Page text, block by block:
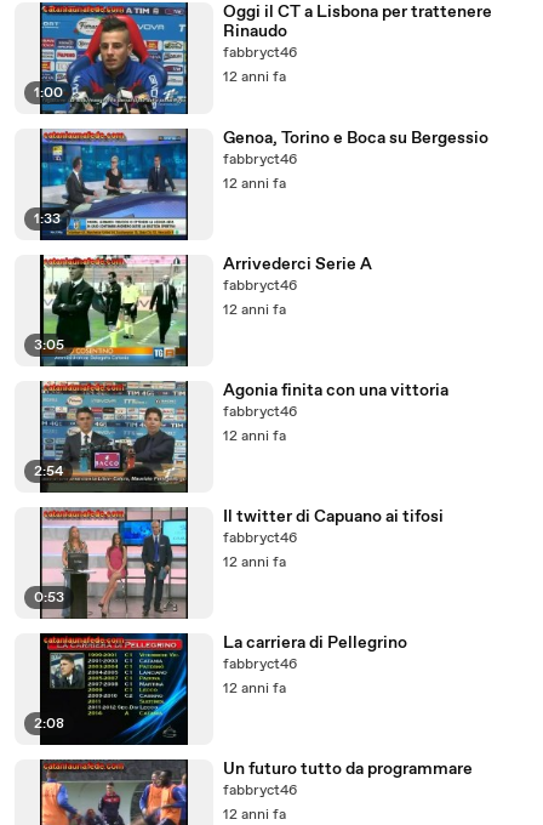
1:00
Oggi il CT a Lisbona per trattenere
Rinaudo
fabbryct46
12 anni fa
1:33
Genoa, Torino e Boca su Bergessio
fabbryct46
12 anni fa
3:05
Arrivederci Serie A
fabbryct46
12 anni fa
2:54
Agonia finita con una vittoria
fabbryct46
12 anni fa
0:53
Il twitter di Capuano ai tifosi
fabbryct46
12 anni fa
2:08
La carriera di Pellegrino
fabbryct46
12 anni fa
Un futuro tutto da programmare
fabbryct46
12 anni fa